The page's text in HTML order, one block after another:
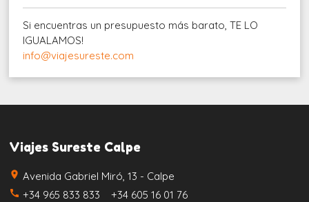
Si encuentras un presupuesto más barato, TE LO
IGUALAMOS!
info@viajesureste.com
Viajes Sureste Calpe
place Avenida Gabriel Miró, 13 - Calpe
call +34 965 833 833 +34 605 16 01 76